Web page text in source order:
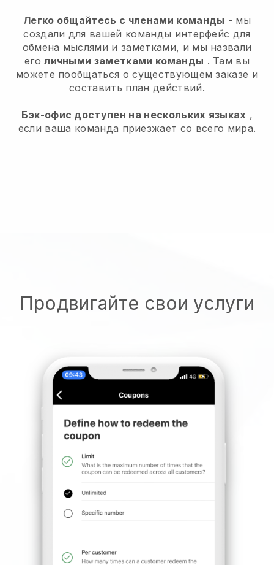
Легко общайтесь с членами команды - мы
создали для вашей команды интерфейс для
обмена мыслями и заметками, и мы назвали
еголичными заметками команды . Там вы
можете пообщаться о существующем заказе и
составить план действий.
Бэк-офис доступен на нескольких языках ,
если ваша команда приезжает со всего мира.
Продвигайте свои услуги